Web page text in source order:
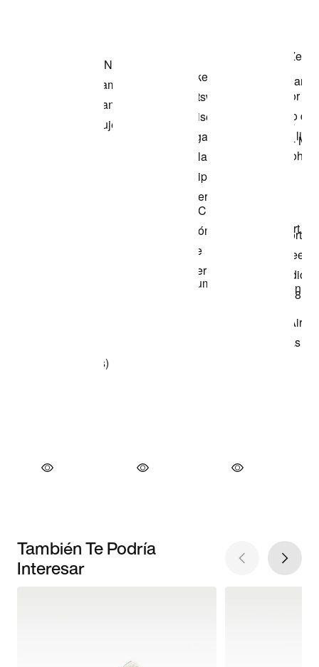
También Te Podría
Interesar